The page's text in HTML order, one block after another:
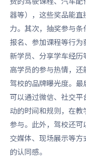
器等），这些奖品能
力。其次，抽奖参与条
报名、参加课程等行
新学员、分享学车经
高学员的参与热情，
驾校的品牌曝光度。
可以通过微信、社交
动的时间和规则，在
参与。此外，驾校还
交媒体、现场展示等
的认同感。